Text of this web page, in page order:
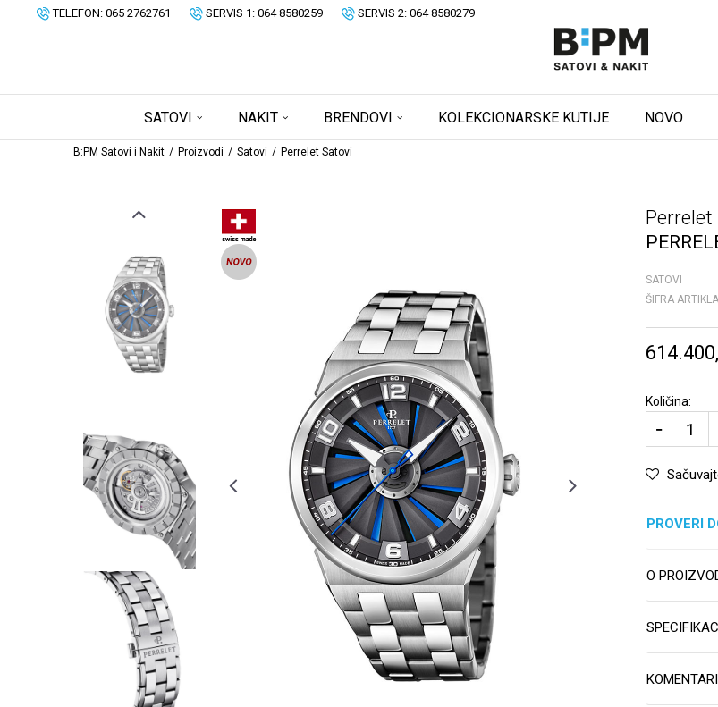
TELEFON: 065 2762761 SERVIS 1: 064 8580259 SERVIS 2: 064 8580279
SATOVI NAKIT BRENDOVI KOLEKCIONARSKE KUTIJE NOVO
B:PM Satovi i Nakit Proizvodi Satovi Perrelet Satovi
Perrelet
SATOVI
ŠIFRA
Količina:
PROVERI
O
KOMENTARI